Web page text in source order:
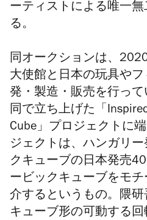
ーティストによる唯一
る。
同オークションは、
大使館と日本の玩具や
発・製造・販売を行っ
同で立ち上げた「
Cube」プロジェクトに
ジェクトは、ハンガリ
クキューブの日本発売
ービックキューブをモ
介するというもの。隈
キューブ形の可動する